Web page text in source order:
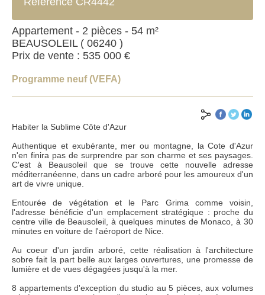
ENVOYER
**Au moins un des champs à renseigner
Conformément à la loi informatique et liberté du 6 janvier 1978, les renseignements
sans votre autorisation. l'article 27 vous donne la possibilité d'y avoir accès et de les
faire rectifier si nécessaire. si vous ne souhaitez pas que nous conservions ceux-ci,
Appartement - 2 pièces - 54 m²
BEAUSOLEIL ( 06240 )
Prix de vente : 535 000 €
Programme neuf (VEFA)
Habiter la Sublime Côte d'Azur
Authentique et exubérante, mer ou montagne, la Cote d'Azur
n'en finira pas de surprendre par son charme et ses paysages.
C'est à Beausoleil que se trouve cette nouvelle adresse
méditerranéenne, dans un cadre arboré pour les amoureux d'un
art de vivre unique.
Entourée de végétation et le Parc Grima comme voisin,
l'adresse bénéficie d'un emplacement stratégique : proche du
centre ville de Beausoleil, à quelques minutes de Monaco, à 30
minutes en voiture de l'aéroport de Nice.
Au coeur d'un jardin arboré, cette réalisation à l'architecture
sobre fait la part belle aux larges ouvertures, une promesse de
lumière et de vues dégagées jusqu'à la mer.
8 appartements d'exception du studio au 5 pièces, aux volumes